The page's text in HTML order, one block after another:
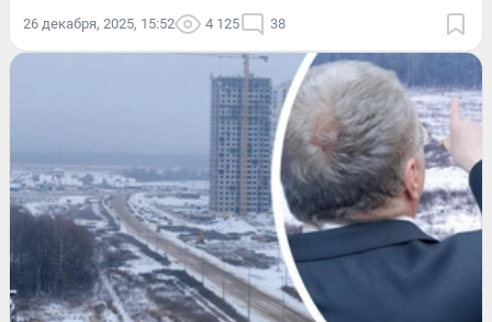
26 декабря, 2025, 15:52 4 125 38